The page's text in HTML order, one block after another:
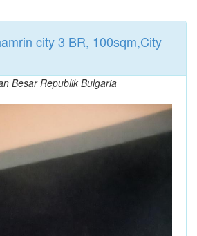
city 3 BR, 100sqm,City
Besar Republik Bulgaria